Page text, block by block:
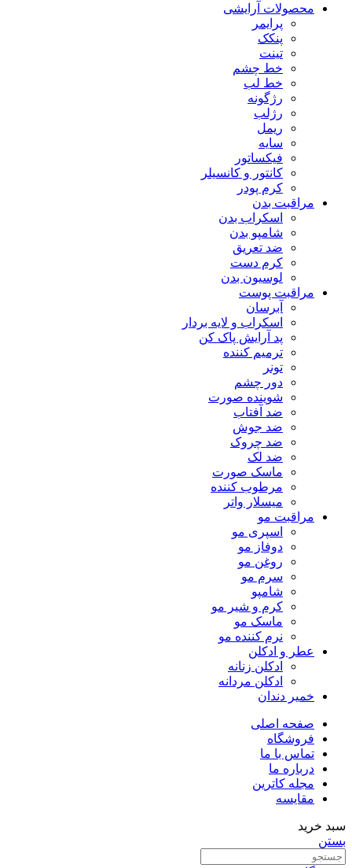
محصولات آرایشی
پرایمر
پنکک
تینت
خط چشم
خط لب
رژگونه
رژلب
ریمل
سایه
فیکساتور
کانتور و کانسیلر
کرم پودر
مراقبت بدن
اسکراب بدن
شامپو بدن
ضد تعریق
کرم دست
لوسیون بدن
مراقبت پوست
آبرسان
اسکراب و لایه بردار
پد آرایش پاک کن
ترمیم کننده
تونر
دور چشم
شوینده صورت
ضد آفتاب
ضد جوش
ضد چروک
ضد لک
ماسک صورت
مرطوب کننده
میسلار واتر
مراقبت مو
اسپری مو
دوفاز مو
روغن مو
سرم مو
شامپو
کرم و شیر مو
ماسک مو
نرم کننده مو
عطر و ادکلن
ادکلن زنانه
ادکلن مردانه
خمیر دندان
صفحه اصلی
فروشگاه
تماس با ما
درباره ما
مجله کاترین
مقایسه
سبد خرید
بستن